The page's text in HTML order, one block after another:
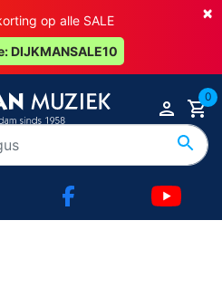
×
op alle SALE
DIJKMANSALE10
0